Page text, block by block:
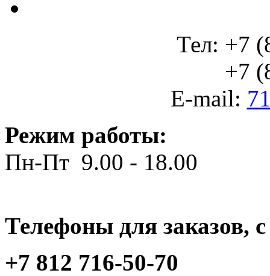
Тел: +7
+7
E-mail:
Режим работы:
Пн-Пт 9.00 - 18.00
Телефоны для заказов,
+7 812 716-50-70